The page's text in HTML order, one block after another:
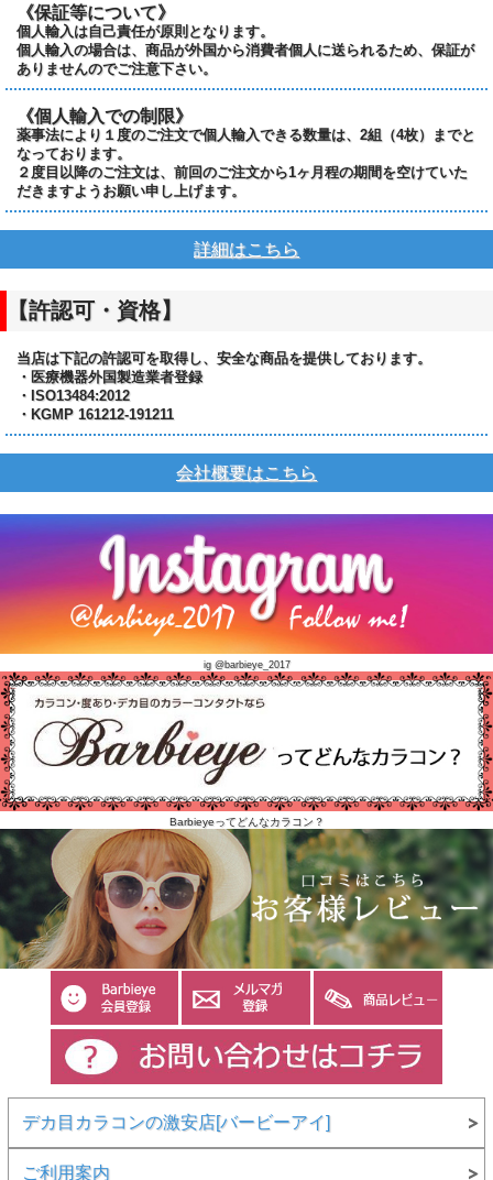
《保証等について》
個人輸入は自己責任が原則となります。
個人輸入の場合は、商品が外国から消費者個人に送られるため、保証が
ありませんのでご注意下さい。
《個人輸入での制限》
薬事法により１度のご注文で個人輸入できる数量は、2組（4枚）までと
なっております。
２度目以降のご注文は、前回のご注文から1ヶ月程の期間を空けていた
だきますようお願い申し上げます。
詳細はこちら
【許認可・資格】
当店は下記の許認可を取得し、安全な商品を提供しております。
・医療機器外国製造業者登録
・ISO13484:2012
・KGMP 161212-191211
会社概要はこちら
ig @barbieye_2017
Barbieyeってどんなカラコン？
デカ目カラコンの激安店[バービーアイ]
ご利用案内